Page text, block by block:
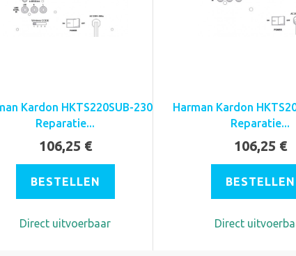
Kardon HKTS220SUB-230
Reparatie...
106,25 €
BESTELLEN
Direct uitvoerbaar
Harman Kardon
Reparatie...
106,25 €
BESTELLEN
Direct